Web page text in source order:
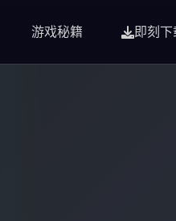
游戏秘籍 即刻下